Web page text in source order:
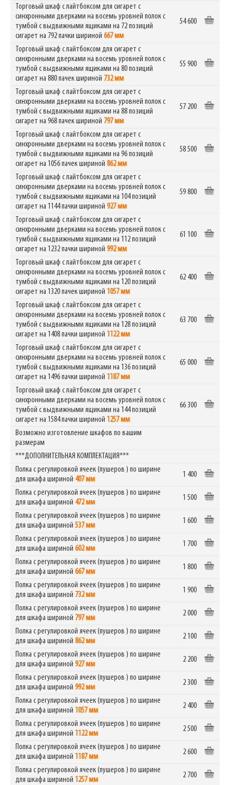
Торговый шкаф с лайтбоксом для сигарет c
синхронными дверками на восемь уровней полок с
тумбой с выдвижными ящиками на 72 позиций
сигарет на 792 пачки шириной 667 мм
54 600
Торговый шкаф с лайтбоксом для сигарет c
синхронными дверками на восемь уровней полок с
тумбой с выдвижными ящиками на 80 позиций
сигарет на 880 пачек шириной 732 мм
55 900
Торговый шкаф с лайтбоксом для сигарет c
синхронными дверками на восемь уровней полок с
тумбой с выдвижными ящиками на 88 позиций
сигарет на 968 пачек шириной 797 мм
57 200
Торговый шкаф с лайтбоксом для сигарет c
синхронными дверками на восемь уровней полок с
тумбой с выдвижными ящиками на 96 позиций
сигарет на 1056 пачек шириной 862 мм
58 500
Торговый шкаф с лайтбоксом для сигарет c
синхронными дверками на восемь уровней полок с
тумбой с выдвижными ящиками на 104 позиций
сигарет на 1144 пачки шириной 927 мм
59 800
Торговый шкаф с лайтбоксом для сигарет c
синхронными дверками на восемь уровней полок с
тумбой с выдвижными ящиками на 112 позиций
сигарет на 1232 пачки шириной 992 мм
61 100
Торговый шкаф с лайтбоксом для сигарет c
синхронными дверками на восемь уровней полок с
тумбой с выдвижными ящиками на 120 позиций
сигарет на 1320 пачек шириной 1057 мм
62 400
Торговый шкаф с лайтбоксом для сигарет c
синхронными дверками на восемь уровней полок с
тумбой с выдвижными ящиками на 128 позиций
сигарет на 1408 пачки шириной 1122 мм
63 700
Торговый шкаф с лайтбоксом для сигарет c
синхронными дверками на восемь уровней полок с
тумбой с выдвижными ящиками на 136 позиций
сигарет на 1496 пачки шириной 1187 мм
65 000
Торговый шкаф с лайтбоксом для сигарет c
синхронными дверками на восемь уровней полок с
тумбой с выдвижными ящиками на 144 позиций
сигарет на 1584 пачки шириной 1257 мм
66 300
Возможно изготовление шкафов по вашим
размерам
***ДОПОЛНИТЕЛЬНАЯ КОМПЛЕКТАЦИЯ***
Полка с регулировкой ячеек (пушеров ) по ширине
для шкафа шириной 407 мм
1 400
Полка с регулировкой ячеек (пушеров ) по ширине
для шкафа шириной 472 мм
1 500
Полка с регулировкой ячеек (пушеров ) по ширине
для шкафа шириной 537 мм
1 600
Полка с регулировкой ячеек (пушеров ) по ширине
для шкафа шириной 602 мм
1 700
Полка с регулировкой ячеек (пушеров ) по ширине
для шкафа шириной 667 мм
1 800
Полка с регулировкой ячеек (пушеров ) по ширине
для шкафа шириной 732 мм
1 900
Полка с регулировкой ячеек (пушеров ) по ширине
для шкафа шириной 797 мм
2 000
Полка с регулировкой ячеек (пушеров ) по ширине
для шкафа шириной 862 мм
2 100
Полка с регулировкой ячеек (пушеров ) по ширине
для шкафа шириной 927 мм
2 200
Полка с регулировкой ячеек (пушеров ) по ширине
для шкафа шириной 992 мм
2 300
Полка с регулировкой ячеек (пушеров ) по ширине
для шкафа шириной 1057 мм
2 400
Полка с регулировкой ячеек (пушеров ) по ширине
для шкафа шириной 1122 мм
2 500
Полка с регулировкой ячеек (пушеров ) по ширине
для шкафа шириной 1187 мм
2 600
Полка с регулировкой ячеек (пушеров ) по ширине
для шкафа шириной 1257 мм
2 700